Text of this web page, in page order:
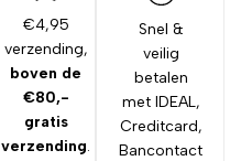
€4,95
verzending,
boven de
€80,-
gratis
verzending.
Snel &
veilig
betalen
met IDEAL,
Creditcard,
Bancontact